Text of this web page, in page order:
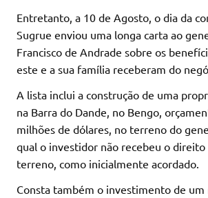
Entretanto, a 10 de Agosto, o dia da
Sugrue enviou uma longa carta ao
Francisco de Andrade sobre os
este e a sua família receberam do
A lista inclui a construção de uma
na Barra do Dande, no Bengo,
milhões de dólares, no terreno do
qual o investidor não recebeu o
terreno, como inicialmente acordado.
Consta também o investimento de um